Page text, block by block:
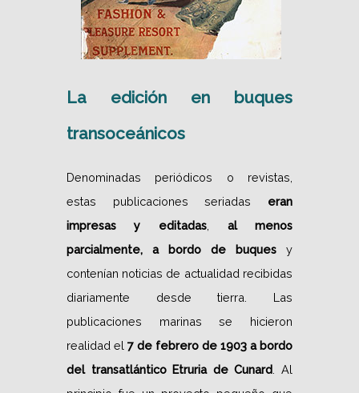
La edición en buques
transoceánicos
Denominadas periódicos o revistas,
estas publicaciones seriadas eran
impresas y editadas
al menos
parcialmente, a bordo de buquesy
contenían noticias de actualidad recibidas
diariamente desde tierra. Las
publicaciones marinas se hicieron
realidad el 7 de febrero de 1903 a bordo
del transatlántico Etruria de Cunard . Al